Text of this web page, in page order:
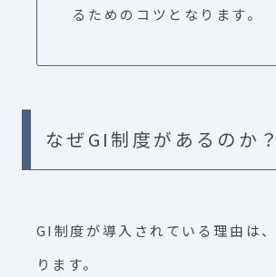
るためのコツとなります。
なぜGI制度があるのか？
GI制度が導入されている理由は
ります。